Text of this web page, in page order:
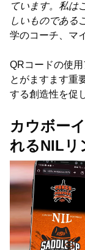
ています。私は
しいものである
学のコーチ、マ
QRコードの使
とがますます重
する創造性を促
カウボー
れるNILリ